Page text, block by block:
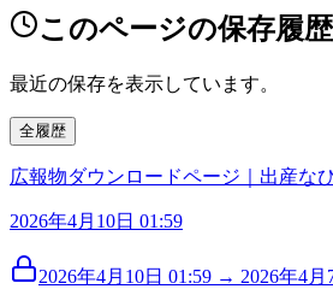
このページの保存履歴
最近の保存を表示しています。
全履歴
広報物ダウンロードページ｜出産な
2026年4月10日 01:59
2026年4月10日 01:59 → 2026年4